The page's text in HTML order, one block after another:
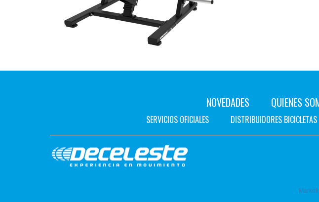
NOVEDADES QUIENES
SERVICIOS OFICIALES DISTRIBUIDORES BICICLETAS